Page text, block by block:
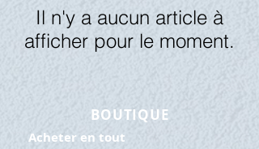
Il n'y a aucun article à
afficher pour le moment.
BOUTIQUE
Acheter en tout